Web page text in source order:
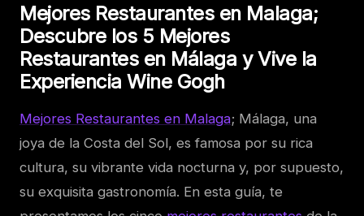
Mejores Restaurantes en Malaga;
Descubre los 5 Mejores
Restaurantes en Málaga y Vive la
Experiencia Wine Gogh
Mejores Restaurantes en Malaga; Málaga, una
joya de la Costa del Sol, es famosa por su rica
cultura, su vibrante vida nocturna y, por supuesto,
su exquisita gastronomía. En esta guía, te